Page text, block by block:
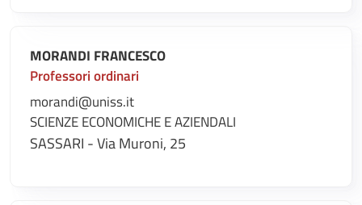
MORANDI FRANCESCO
Professori ordinari
morandi@uniss.it
SCIENZE ECONOMICHE E AZIENDALI
SASSARI - Via Muroni, 25